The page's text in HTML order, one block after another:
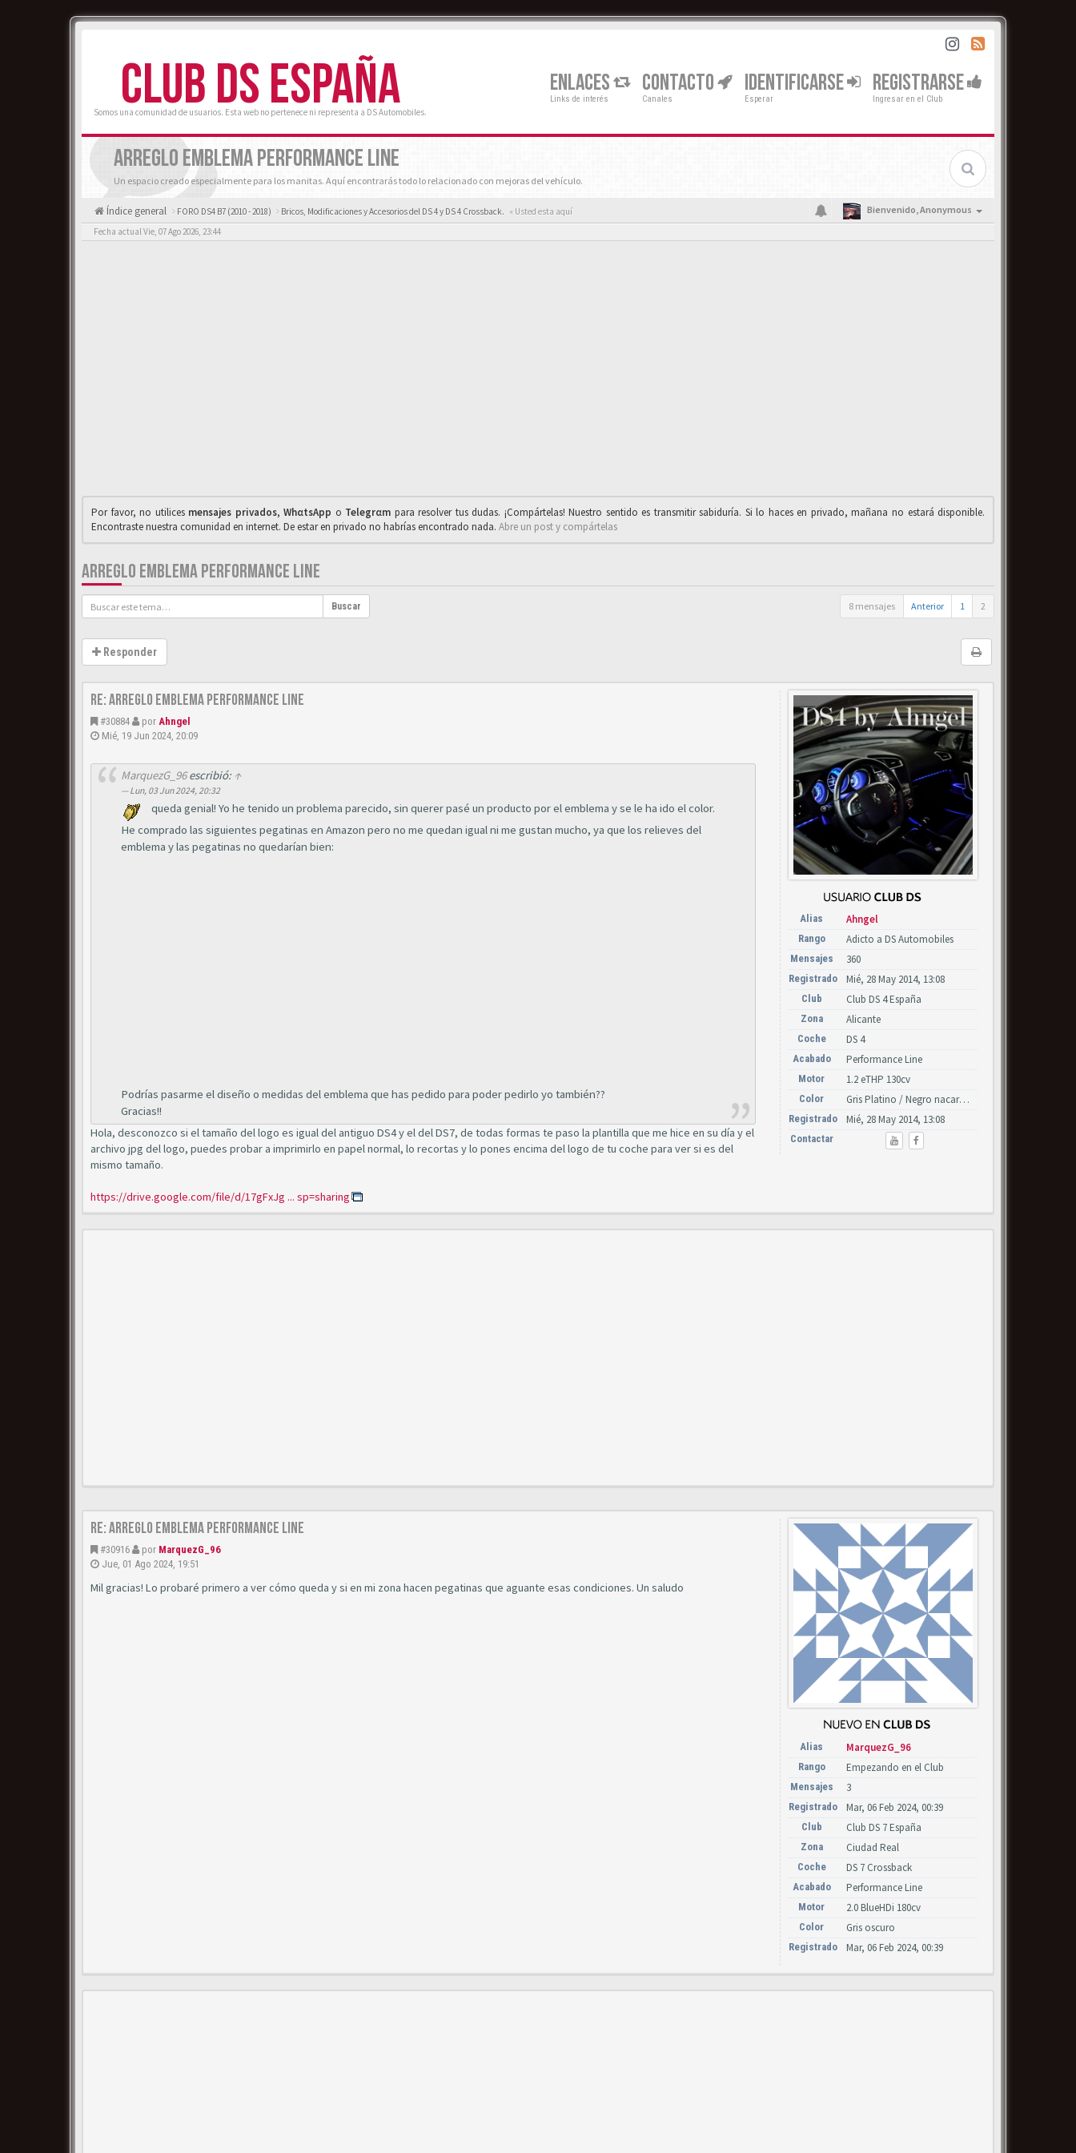
CLUB DS ESPAÑA
Somos una comunidad de usuarios. Esta web no pertenece ni representa a DS Automobiles.
ENLACES
Links de interés
CONTACTO
Canales
IDENTIFICARSE
Esperar
REGISTRARSE
Ingresar en el Club
ARREGLO EMBLEMA PERFORMANCE LINE
Un espacio creado especialmente para los manitas. Aquí encontrarás todo lo relacionado con mejoras del vehículo.
Índice general FORO DS4 B7 (2010 - 2018) Bricos, Modificaciones y Accesorios del DS 4 y DS 4 Crossback. « Usted esta aquí Bienvenido,Anonymous
Fecha actual Vie, 07 Ago 2026, 23:44
Por favor, no utilices mensajes privados,WhαtsApp o Telegrαm para resolver tus dudas. ¡Compártelas! Nuestro sentido es transmitir sabiduría. Si lo haces en privado, mañana no estará disponible.
Encontraste nuestra comunidad en internet. De estar en privado no habrías encontrado nada. Abre un post y compártelas
ARREGLO EMBLEMA PERFORMANCE LINE
Buscar 8 mensajes Anterior 1 2
Responder
Re: Arreglo emblema Performance Line
#30884 por Ahngel
Mié, 19 Jun 2024, 20:09
MarquezG_96escribió: ↑
Lun, 03 Jun 2024, 20:32
queda genial! Yo he tenido un problema parecido, sin querer pasé un producto por el emblema y se le ha ido el color.
He comprado las siguientes pegatinas en Amazon pero no me quedan igual ni me gustan mucho, ya que los relieves del
emblema y las pegatinas no quedarían bien:
Podrías pasarme el diseño o medidas del emblema que has pedido para poder pedirlo yo también??
Gracias!!
Hola, desconozco si el tamaño del logo es igual del antiguo DS4 y el del DS7, de todas formas te paso la plantilla que me hice en su día y el
archivo jpg del logo, puedes probar a imprimirlo en papel normal, lo recortas y lo pones encima del logo de tu coche para ver si es del
mismo tamaño.
https://drive.google.com/file/d/17gFxJg ... sp=sharing
Alias Ahngel
Rango Adicto a DS Automobiles
Mensajes 360
Registrado Mié, 28 May 2014, 13:08
Club Club DS 4 España
Zona Alicante
Coche DS 4
Acabado Performance Line
Motor 1.2 eTHP 130cv
Color Gris Platino / Negro nacarado
Registrado Mié, 28 May 2014, 13:08
Contactar
Re: Arreglo emblema Performance Line
#30916 por MarquezG_96
Jue, 01 Ago 2024, 19:51
Mil gracias! Lo probaré primero a ver cómo queda y si en mi zona hacen pegatinas que aguante esas condiciones. Un saludo
Alias MarquezG_96
Rango Empezando en el Club
Mensajes 3
Registrado Mar, 06 Feb 2024, 00:39
Club Club DS 7 España
Zona Ciudad Real
Coche DS 7 Crossback
Acabado Performance Line
Motor 2.0 BlueHDi 180cv
Color Gris oscuro
Registrado Mar, 06 Feb 2024, 00:39